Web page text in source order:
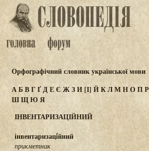
Орфографічний словник української мови
АБВГҐДЕЄ ЖЗИ[І] ЙКЛМНОПР
ШЩЮЯ
ІНВЕНТАРИЗАЦІЙНИЙ
інвентаризаці́йний
прикметник